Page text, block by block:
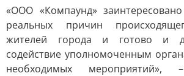
«ООО «Компаунд»
реальных причин
жителей города и готово и
содействие уполномоченным
необходимых